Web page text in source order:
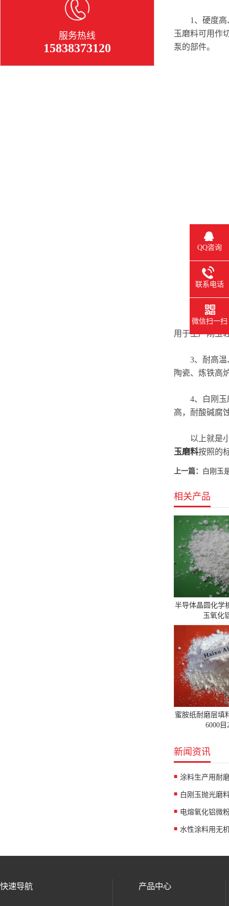
服务热线
15838373120
1、硬度高、
玉磨料可用作
泵的部件。
2、隔热材料
用于生产刚玉
3、耐高温、
陶瓷、炼铁高
4、白刚玉磨
高，耐酸碱腐
以上就是小
玉磨料按照的
上一篇： 白刚玉
相关产品
半导体晶圆化学
玉氧化
蜜胺纸耐磨层填
6000目
新闻资讯
涂料生产用耐
白刚玉抛光磨
水性涂料用无
快速导航 产品中心
QQ咨询
联系电话
微信扫一扫